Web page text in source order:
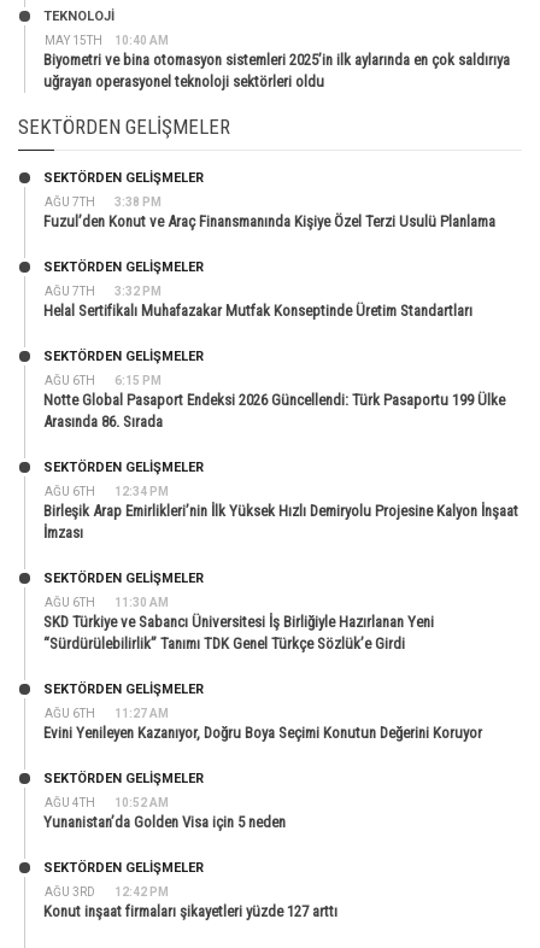
MAY 15TH 10:40 AM
TEKNOLOJİ
Biyometri ve bina otomasyon sistemleri 2025’in ilk aylarında en çok saldırıya
uğrayan operasyonel teknoloji sektörleri oldu
SEKTÖRDEN GELIŞMELER
AĞU 7TH 3:38 PM
SEKTÖRDEN GELIŞMELER
Fuzul’den Konut ve Araç Finansmanında Kişiye Özel Terzi Usulü Planlama
AĞU 7TH 3:32 PM
SEKTÖRDEN GELIŞMELER
Helal Sertifikalı Muhafazakar Mutfak Konseptinde Üretim Standartları
AĞU 6TH 6:15 PM
SEKTÖRDEN GELIŞMELER
Notte Global Pasaport Endeksi 2026 Güncellendi: Türk Pasaportu 199 Ülke
Arasında 86. Sırada
AĞU 6TH 12:34 PM
SEKTÖRDEN GELIŞMELER
Birleşik Arap Emirlikleri’nin İlk Yüksek Hızlı Demiryolu Projesine Kalyon İnşaat
İmzası
AĞU 6TH 11:30 AM
SEKTÖRDEN GELIŞMELER
SKD Türkiye ve Sabancı Üniversitesi İş Birliğiyle Hazırlanan Yeni
“Sürdürülebilirlik” Tanımı TDK Genel Türkçe Sözlük’e Girdi
AĞU 6TH 11:27 AM
SEKTÖRDEN GELIŞMELER
Evini Yenileyen Kazanıyor, Doğru Boya Seçimi Konutun Değerini Koruyor
AĞU 4TH 10:52 AM
SEKTÖRDEN GELIŞMELER
Yunanistan’da Golden Visa için 5 neden
AĞU 3RD 12:42 PM
SEKTÖRDEN GELIŞMELER
Konut inşaat firmaları şikayetleri yüzde 127 arttı